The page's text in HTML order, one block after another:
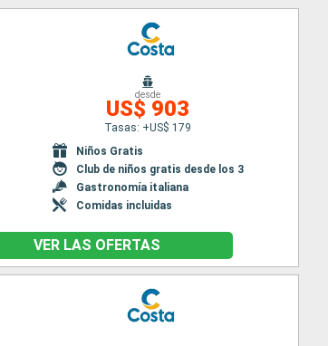
desde
US$ 903
Tasas: +US$ 179
Niños Gratis
Club de niños gratis desde los 3
Gastronomía italiana
Comidas incluidas
VER LAS OFERTAS